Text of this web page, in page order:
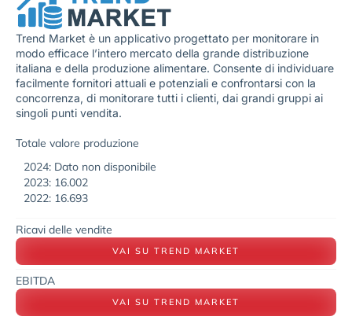
Trend Market è un applicativo progettato per monitorare in
modo efficace l’intero mercato della grande distribuzione
italiana e della produzione alimentare. Consente di individuare
facilmente fornitori attuali e potenziali e confrontarsi con la
concorrenza, di monitorare tutti i clienti, dai grandi gruppi ai
singoli punti vendita.
Totale valore produzione
2024: Dato non disponibile
2023: 16.002
2022: 16.693
Ricavi delle vendite
VAI SU TREND MARKET
EBITDA
VAI SU TREND MARKET